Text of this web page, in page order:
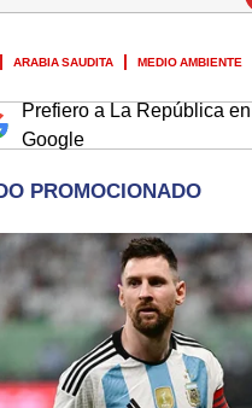
ARABIA SAUDITA MEDIO AMBIENTE
Prefiero a La República en
Google